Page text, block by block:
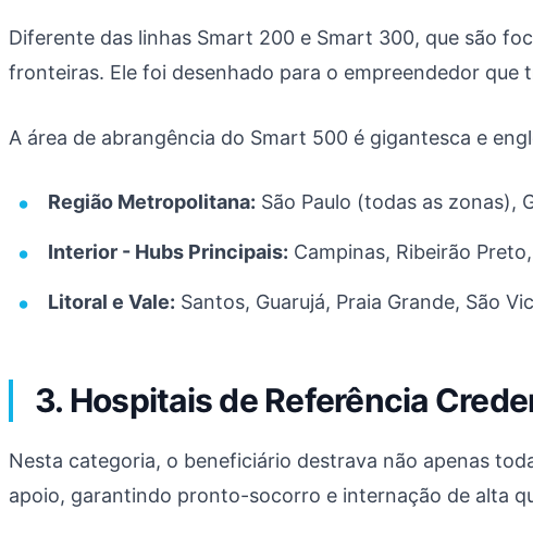
Diferente das linhas Smart 200 e Smart 300, que são
fronteiras. Ele foi desenhado para o empreendedor
A área de abrangência do Smart 500 é gigantesca e
Região Metropolitana: São Paulo (todas as zonas),
Interior - Hubs Principais: Campinas, Ribeirão
Litoral e Vale: Santos, Guarujá, Praia Grande, São
3. Hospitais de Referência
Nesta categoria, o beneficiário destrava não apenas
apoio, garantindo pronto-socorro e internação de alta